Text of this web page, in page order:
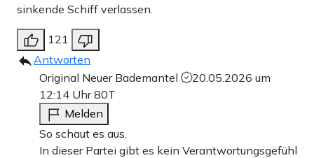
sinkende Schiff verlassen.
121
Antworten
Original Neuer Bademantel
20.05.2026 um
12:14 Uhr80T
Melden
So schaut es aus.
In dieser Partei gibt es kein Verantwortungsgefühl